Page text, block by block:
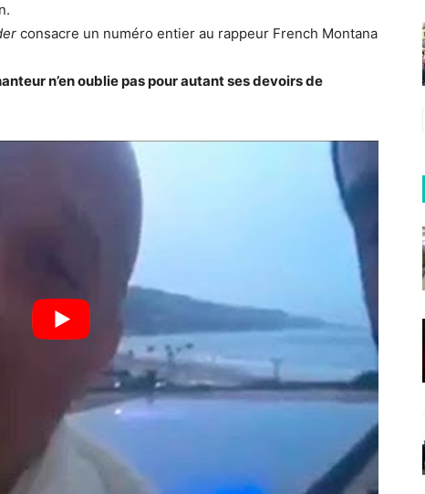
consacre un numéro entier au rappeur French Montana
n’en oublie pas pour autant ses devoirs de